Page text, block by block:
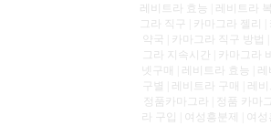
레비트라 효능 | 레비트라
그라 직구 | 카마그라 젤리
약국 | 카마그라 직구 방법
그라 지속시간 | 카마그라
넷구매 | 레비트라 효능 |
구별 | 레비트라 구매 | 레
정품카마그라 | 정품 카마
라 구입 | 여성흥분제 | 여